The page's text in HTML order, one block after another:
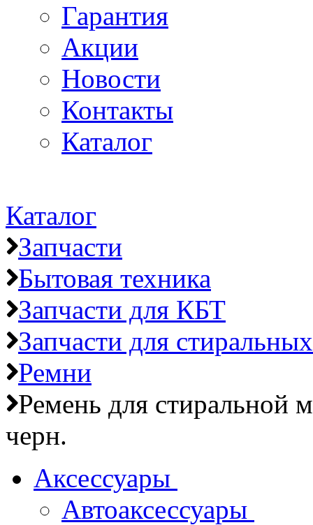
Гарантия
Акции
Новости
Контакты
Каталог
Каталог
Запчасти
Бытовая техника
Запчасти для КБТ
Запчасти для
Ремни
Ремень для
черн.
Аксессуары
Автоаксессуары